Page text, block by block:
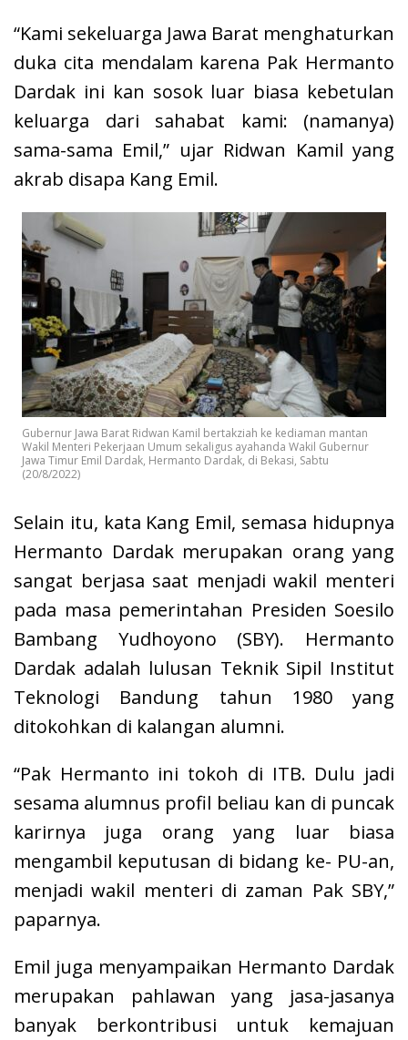
“Kami sekeluarga Jawa Barat menghaturkan
duka cita mendalam karena Pak Hermanto
Dardak ini kan sosok luar biasa kebetulan
keluarga dari sahabat kami: (namanya)
sama-sama Emil,” ujar Ridwan Kamil yang
akrab disapa Kang Emil.
Gubernur Jawa Barat Ridwan Kamil bertakziah ke kediaman mantan
Wakil Menteri Pekerjaan Umum sekaligus ayahanda Wakil Gubernur
Jawa Timur Emil Dardak, Hermanto Dardak, di Bekasi, Sabtu
(20/8/2022)
Selain itu, kata Kang Emil, semasa hidupnya
Hermanto Dardak merupakan orang yang
sangat berjasa saat menjadi wakil menteri
pada masa pemerintahan Presiden Soesilo
Bambang Yudhoyono (SBY). Hermanto
Dardak adalah lulusan Teknik Sipil Institut
Teknologi Bandung tahun 1980 yang
ditokohkan di kalangan alumni.
“Pak Hermanto ini tokoh di ITB. Dulu jadi
sesama alumnus profil beliau kan di puncak
karirnya juga orang yang luar biasa
mengambil keputusan di bidang ke- PU-an,
menjadi wakil menteri di zaman Pak SBY,”
paparnya.
Emil juga menyampaikan Hermanto Dardak
merupakan pahlawan yang jasa-jasanya
banyak berkontribusi untuk kemajuan